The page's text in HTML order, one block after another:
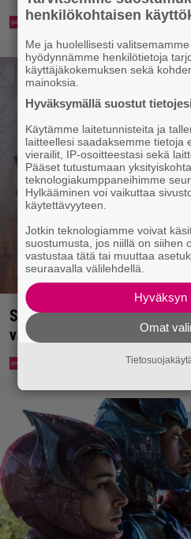
Syötkö perunoita näin?
vakavaan kansansairauteen
henkilökohtaisen
Me ja huolellisesti
hyödynnämme henkilötietoja
käyttäjäkokemuksen sekä
mainoksia.
Hyväksymällä suostut
Käytämme laitetunnisteita ja
laitteellesi saadaksemme tietoja
vierailit, IP-osoitteestasi sekä
Pääset tutustumaan
teknologiakumppaneihimme
Hylkääminen voi vaikuttaa
käytettävyyteen.
Jotkin teknologiamme voivat
suostumusta, jos niillä on siihen
vastustaa tätä tai muuttaa
seuraavalla välilehdellä.
Hyväksyn
Omat